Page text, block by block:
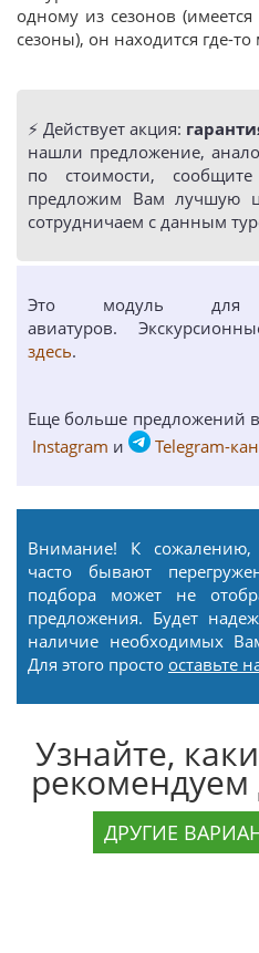
одному из сезонов
сезоны), он находится где-
⚡️ Действует акция:
нашли предложение,
по стоимости,
предложим Вам лучшую
сотрудничаем с данным
Это модуль для
авиатуров.
здесь.
Еще больше предложений
Instagram и Telegram-
Внимание! К сожалению,
часто бывают
подбора может не
предложения. Будет
наличие необходимых
Для этого просто оставьте
Узнайте,
рекомендуем
ДРУГИЕ